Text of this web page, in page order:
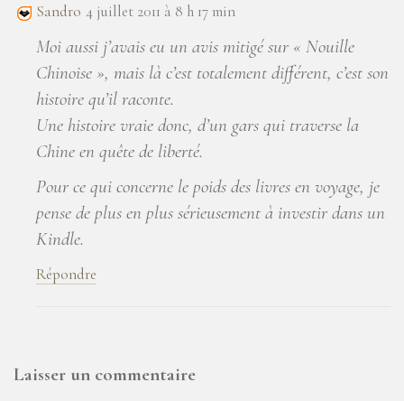
Sandro 4 juillet 2011 à 8 h 17 min
Moi aussi j’avais eu un avis mitigé sur « Nouille
Chinoise », mais là c’est totalement différent, c’est son
histoire qu’il raconte.
Une histoire vraie donc, d’un gars qui traverse la
Chine en quête de liberté.
Pour ce qui concerne le poids des livres en voyage, je
pense de plus en plus sérieusement à investir dans un
Kindle.
Répondre
Laisser un commentaire